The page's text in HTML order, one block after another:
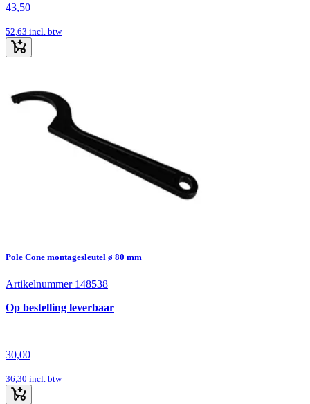
43,50
52,63 incl. btw
Pole Cone montagesleutel ø 80 mm
Artikelnummer 148538
Op bestelling leverbaar
30,00
36,30 incl. btw